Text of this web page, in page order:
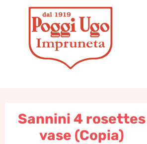
Sannini 4 rosettes
vase (Copia)